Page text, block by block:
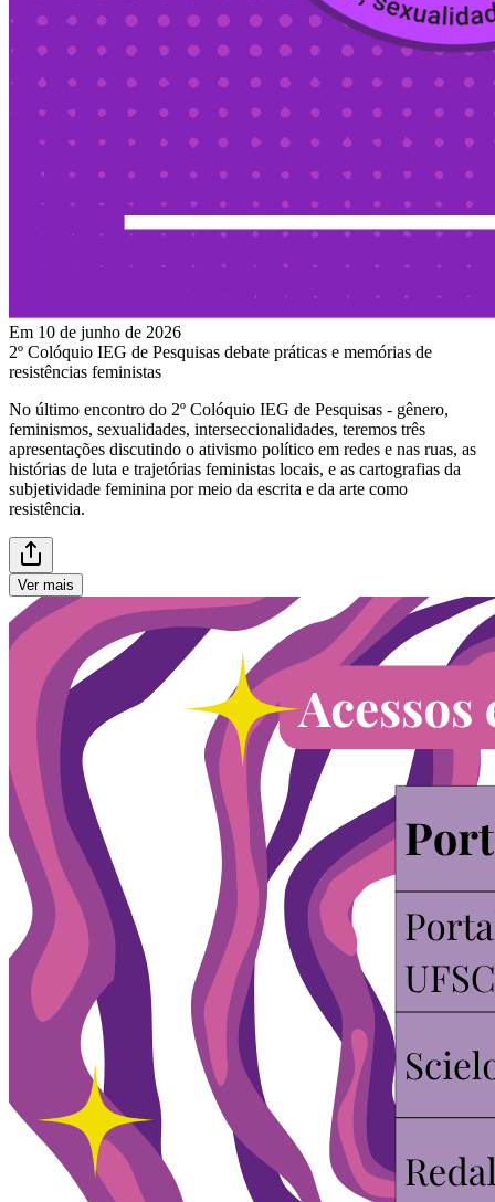
Em 10 de junho de 2026
2º Colóquio IEG de Pesquisas debate práticas e memórias de
resistências feministas
No último encontro do 2º Colóquio IEG de Pesquisas - gênero,
feminismos, sexualidades, interseccionalidades, teremos três
apresentações discutindo o ativismo político em redes e nas ruas, as
histórias de luta e trajetórias feministas locais, e as cartografias da
subjetividade feminina por meio da escrita e da arte como
resistência.
Ver mais